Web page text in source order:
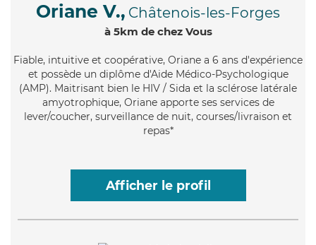
Oriane V., Châtenois-les-Forges
à 5km de chez Vous
Fiable, intuitive et coopérative, Oriane a 6 ans d'expérience
et possède un diplôme d'Aide Médico-Psychologique
(AMP). Maitrisant bien le HIV / Sida et la sclérose latérale
amyotrophique, Oriane apporte ses services de
lever/coucher, surveillance de nuit, courses/livraison et
repas*
Afficher le profil